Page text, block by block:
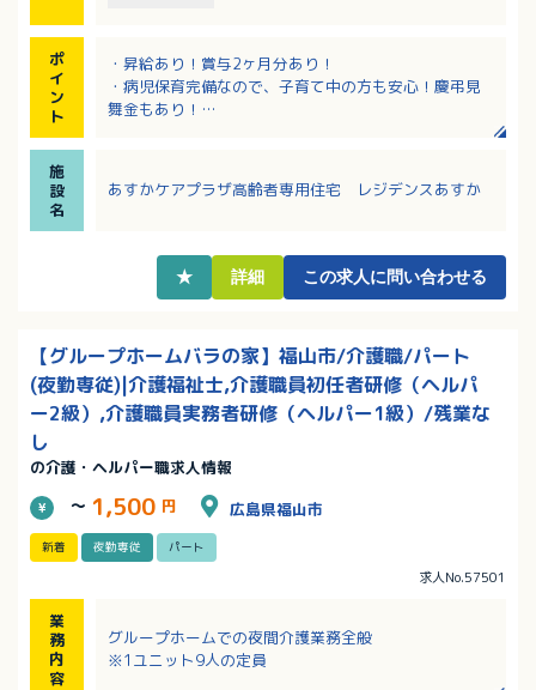
ポ
イ
ン
ト
・昇給あり！賞与2ヶ月分あり！
・病児保育完備なので、子育て中の方も安心！慶弔見
舞金もあり！
人とゆったり過ごせるエントランスホ－ル、さまざま
な活動が出来るサロンもあります。
施
設
名
あすかケアプラザ高齢者専用住宅 レジデンスあすか
★ 詳細 この求人に問い合わせる
【グループホームバラの家】福山市/介護職/パート
(夜勤専従)|介護福祉士,介護職員初任者研修（ヘルパ
ー2級）,介護職員実務者研修（ヘルパー1級）/残業な
し
の介護・ヘルパー職求人情報
～ 1,500 円 広島県福山市
新着 夜勤専従 パート
求人No.57501
業
務
内
容
グループホームでの夜間介護業務全般
※1ユニット9人の定員